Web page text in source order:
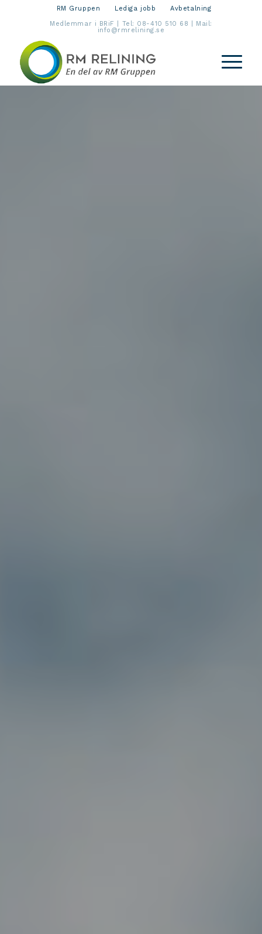
RM Gruppen Lediga jobb
Avbetalning
Medlemmar i BRiF | Tel: 08-410 510 68
| Mail:
info@rmrelining.se